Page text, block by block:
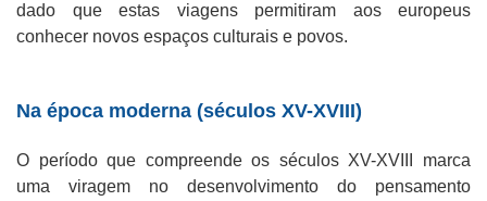
dado que estas viagens permitiram aos europeus
conhecer novos espaços culturais e povos.
Na época moderna (séculos XV-XVIII)
O período que compreende os séculos XV-XVIII marca
uma viragem no desenvolvimento do pensamento